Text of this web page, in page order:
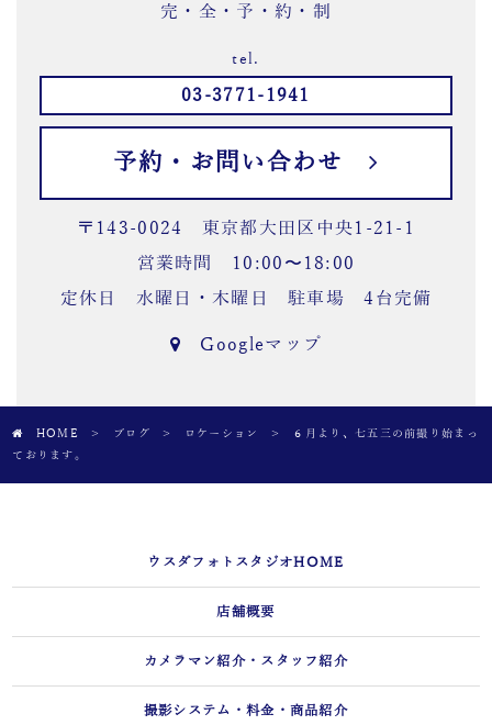
完・全・予・約・制
tel.
03-3771-1941
予約・お問い合わせ
〒143-0024 東京都大田区中央1-21-1
営業時間 10:00〜18:00
定休日 水曜日・木曜日 駐車場 4台完備
Googleマップ
HOME > ブログ > ロケーション >
６月より、七五三の前撮り始まっ
ております。
ウスダフォトスタジオHOME
店舗概要
カメラマン紹介・スタッフ紹介
撮影システム・料金・商品紹介